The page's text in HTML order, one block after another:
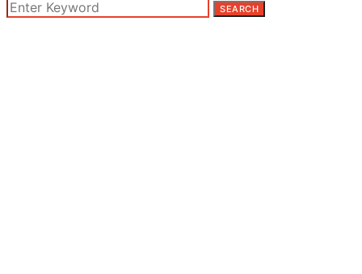
SEARCH